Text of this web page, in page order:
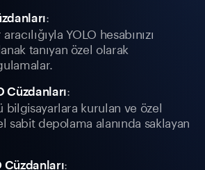
:
YOLO hesabınızı
tanıyan özel olarak
Cüzdanları:
bilgisayarlara kurulan ve özel
sabit depolama alanında saklayan
Cüzdanları: